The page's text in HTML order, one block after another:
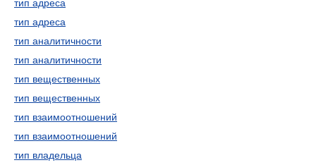
тип адреса
тип адреса
тип аналитичности
тип аналитичности
тип вещественных
тип вещественных
тип взаимоотношений
тип взаимоотношений
тип владельца